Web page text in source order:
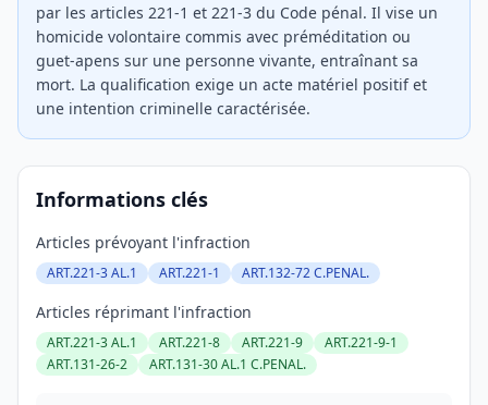
par les articles 221-1 et 221-3 du Code pénal. Il vise un
homicide volontaire commis avec préméditation ou
guet-apens sur une personne vivante, entraînant sa
mort. La qualification exige un acte matériel positif et
une intention criminelle caractérisée.
Informations clés
Articles prévoyant l'infraction
ART.221-3 AL.1 ART.221-1 ART.132-72 C.PENAL.
Articles réprimant l'infraction
ART.221-3 AL.1 ART.221-8 ART.221-9
ART.221-9-1
ART.131-26-2
ART.131-30 AL.1 C.PENAL.